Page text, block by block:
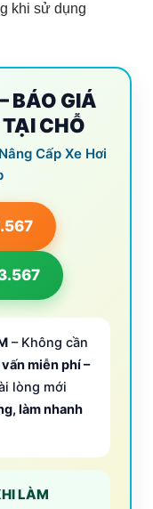
khi sử dụng
BÁO GIÁ
CHỖ
Cấp Xe Hơi
– Không cần
miễn phí –
lòng mới
làm nhanh
LÀM